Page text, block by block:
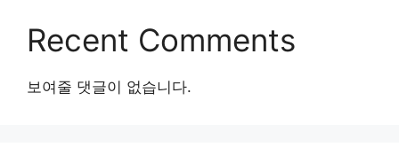
Recent Comments
보여줄 댓글이 없습니다.